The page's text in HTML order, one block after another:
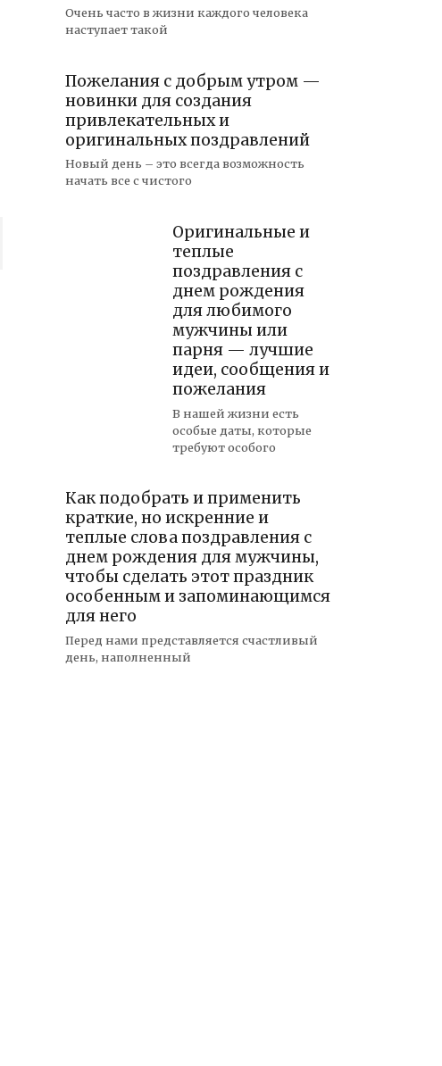
Очень часто в жизни каждого человека
наступает такой
Пожелания с добрым утром —
новинки для создания
привлекательных и
оригинальных поздравлений
Новый день – это всегда возможность
начать все с чистого
Оригинальные и
теплые
поздравления с
днем рождения
для любимого
мужчины или
парня — лучшие
идеи, сообщения и
пожелания
В нашей жизни есть
особые даты, которые
требуют особого
Как подобрать и применить
краткие, но искренние и
теплые слова поздравления с
днем рождения для мужчины,
чтобы сделать этот праздник
особенным и запоминающимся
для него
Перед нами представляется счастливый
день, наполненный